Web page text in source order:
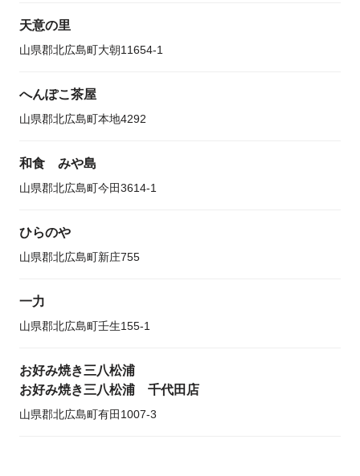
天意の里
山県郡北広島町大朝11654-1
へんぽこ茶屋
山県郡北広島町本地4292
和食 みや島
山県郡北広島町今田3614-1
ひらのや
山県郡北広島町新庄755
一力
山県郡北広島町壬生155-1
お好み焼き三八松浦
お好み焼き三八松浦 千代田店
山県郡北広島町有田1007-3